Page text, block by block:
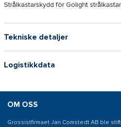
Strålkastarskydd för Golight
Tekniske detaljer
Logistikkdata
OM OSS
Grossistfirmaet Jan Comstedt AB ble